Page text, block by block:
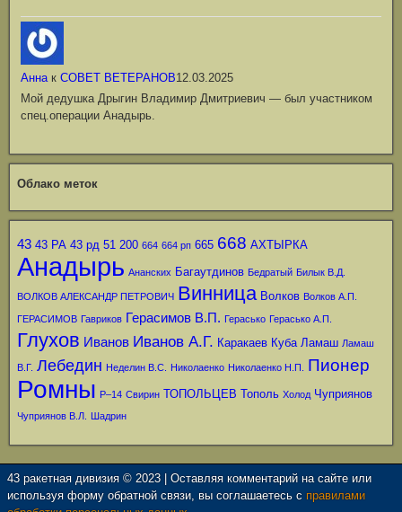
Аннак СОВЕТ ВЕТЕРАНОВ12.03.2025
Мой дедушка Дрыгин Владимир Дмитриевич — был участником
спец.операции Анадырь.
Облако меток
43 43 РА 43 рд 51 200 664 664 рп 665 668 АХТЫРКА
Анадырь Ананских Багаутдинов Бедратый Билык В.Д.
ВОЛКОВ АЛЕКСАНДР ПЕТРОВИЧ Винница Волков Волков А.П.
ГЕРАСИМОВ Гавриков Герасимов В.П. Герасько Герасько А.П.
Глухов Иванов Иванов А.Г. Каракаев Куба Ламаш Ламаш
В.Г. Лебедин Неделин В.С. Николаенко Николаенко Н.П. Пионер
Ромны Р–14 Свирин ТОПОЛЬЦЕВ Тополь Холод Чуприянов
Чуприянов В.Л. Шадрин
43 ракетная дивизия © 2023 | Оставляя комментарий на сайте или
используя форму обратной связи, вы соглашаетесь с правилами